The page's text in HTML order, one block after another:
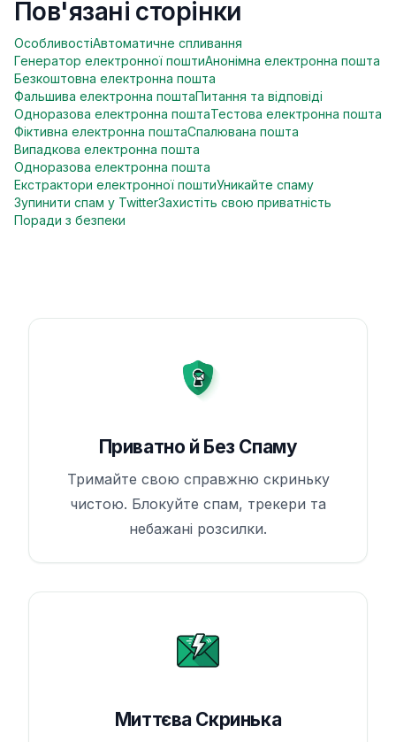
Пов'язані сторінки
ОсобливостіАвтоматичне спливання
Генератор електронної поштиАнонімна електронна пошта
Безкоштовна електронна пошта
Фальшива електронна поштаПитання та відповіді
Одноразова електронна поштаТестова електронна пошта
Фіктивна електронна поштаСпалювана пошта
Випадкова електронна пошта
Одноразова електронна пошта
Екстрактори електронної поштиУникайте спаму
Зупинити спам у TwitterЗахистіть свою приватність
Поради з безпеки
Приватно й Без Спаму
Тримайте свою справжню скриньку
чистою. Блокуйте спам, трекери та
небажані розсилки.
Миттєва Скринька